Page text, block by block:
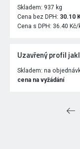
Skladem: 937 kg
Cena bez DPH: 30.10
Cena s DPH: 36.40 Kč/
Uzavřený profil
Skladem: na
cena na vyžádání